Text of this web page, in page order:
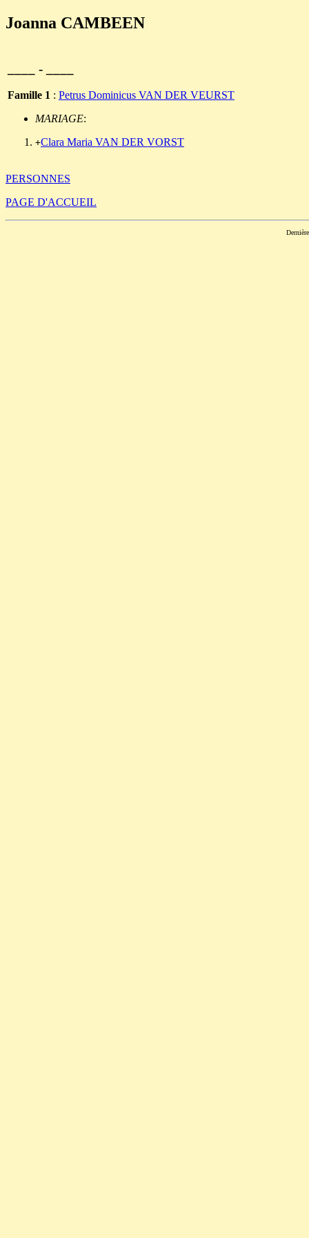
Joanna CAMBEEN
____ - ____
Famille 1 : Petrus Dominicus VAN DER VEURST
MARIAGE:
+Clara Maria VAN DER VORST
PERSONNES
PAGE D'ACCUEIL